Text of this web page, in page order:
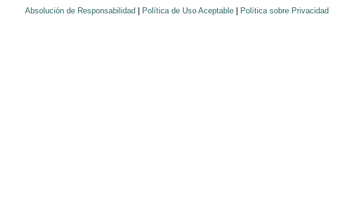
Absolución de Responsabilidad Política de Uso Aceptable Política sobre Privacidad